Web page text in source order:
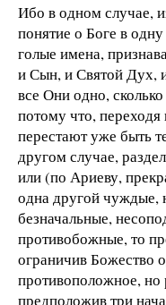
Ибо в одном случае,
понятие о Боге в
голые имена,
и Сын, и Святой Дух,
все Они одно,
потому что, переходя
перестают уже быть
другом случае,
или (по Ариеву,
одна другой чуждые,
безначальные,
противобожные, то
ограничив Божество
противоположное, но
предположив три